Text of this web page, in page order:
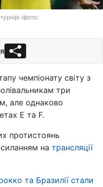
(фото:
чемпіонату світу з
три
але однаково
E та F.
протистоянь
на трансляції
та Бразилії стали